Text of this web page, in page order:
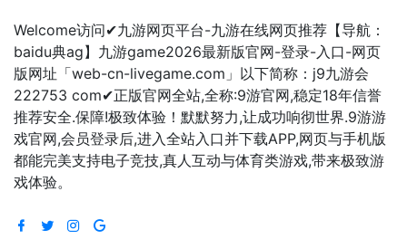
Welcome访问✔九游网页平台-九游在线网页推荐【导航：
baidu典ag】九游game2026最新版官网-登录-入口-网页
版网址「web-cn-livegame.com」以下简称：j9九游会
222753 com✔正版官网全站,全称:9游官网,稳定18年信誉
推荐安全.保障!极致体验！默默努力,让成功响彻世界.9游游
戏官网,会员登录后,进入全站入口并下载APP,网页与手机版
都能完美支持电子竞技,真人互动与体育类游戏,带来极致游
戏体验。